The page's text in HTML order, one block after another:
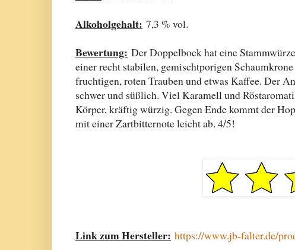
Alkoholgehalt: 7,3 % vol.
Bewertung: Der Doppelbock hat eine
einer recht stabilen, gemischtporigen
fruchtigen, roten Trauben und etwas Kaffee. Der
schwer und süßlich. Viel Karamell und
Körper, kräftig würzig. Gegen Ende kommt der
mit einer Zartbitternote leicht ab. 4/5!
Link zum Hersteller: https://www.jb-falter.de/